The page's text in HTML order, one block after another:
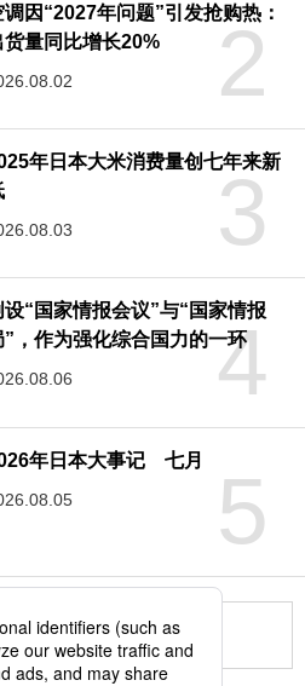
2
调因“2027年问题”引发抢购热：
货量同比增长20%
3
年日本大米消费量创七年来新
4
设“国家情报会议”与“国家情报
”，作为强化综合国力的一环
5
年日本大事记 七月
更多